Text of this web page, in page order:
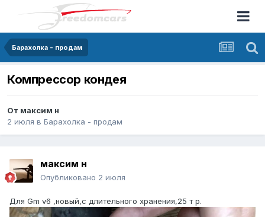
Барахолка - продам
Компрессор кондея
От максим н
2 июля в Барахолка - продам
максим н
Опубликовано 2 июля
Для Gm v6 ,новый,с длительного хранения,25 т р.